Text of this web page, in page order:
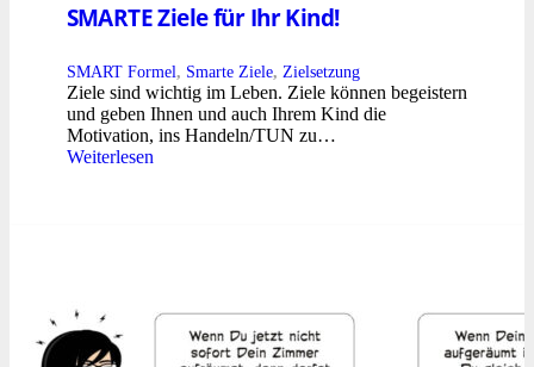
SMARTE Ziele für Ihr Kind!
SMART Formel, Smarte Ziele, Zielsetzung
Ziele sind wichtig im Leben. Ziele können begeistern
und geben Ihnen und auch Ihrem Kind die
Motivation, ins Handeln/TUN zu…
Weiterlesen